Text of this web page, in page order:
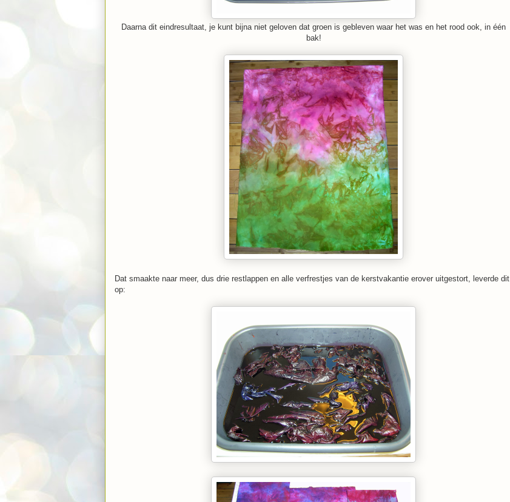
Daarna dit eindresultaat, je kunt bijna niet geloven dat groen is gebleven waar het was en het rood ook, in één
bak!
Dat smaakte naar meer, dus drie restlappen en alle verfrestjes van de kerstvakantie erover uitgestort, leverde dit
op: